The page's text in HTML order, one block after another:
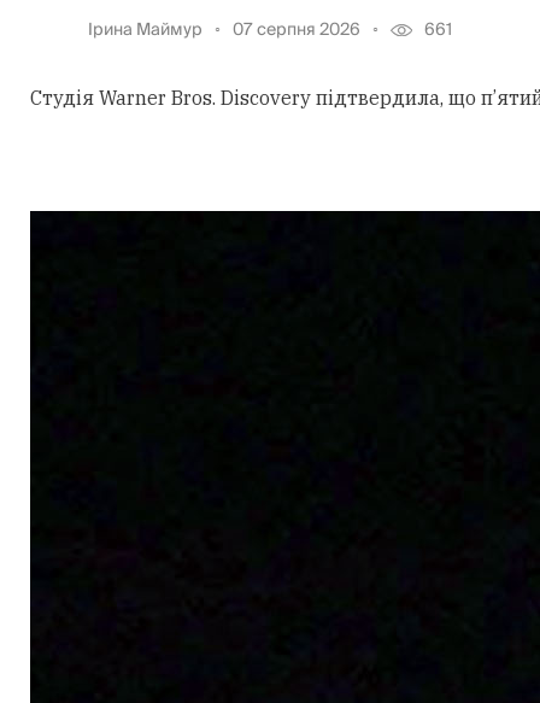
Ірина Маймур 07 серпня 2026 661
Студія Warner Bros. Discovery підтвердила, що